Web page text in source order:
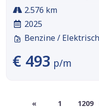
2.576 km
2025
Benzine / Elektrisch
€ 493 p/m
« 1 1209